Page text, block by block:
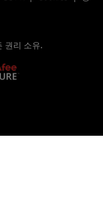
권리 소유.